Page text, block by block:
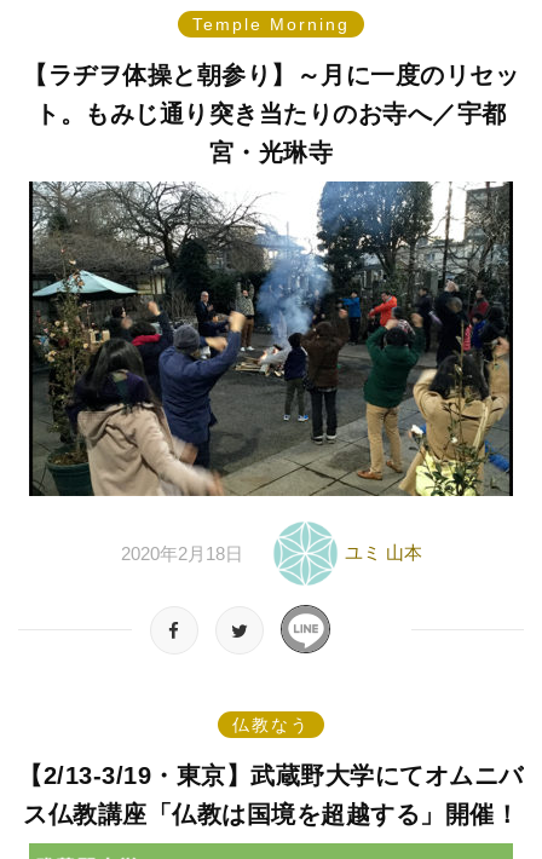
Temple Morning
【ラヂヲ体操と朝参り】～月に一度のリセッ
ト。もみじ通り突き当たりのお寺へ／宇都
宮・光琳寺
2020年2月18日 ユミ 山本
仏教なう
【2/13-3/19・東京】武蔵野大学にてオムニバ
ス仏教講座「仏教は国境を超越する」開催！